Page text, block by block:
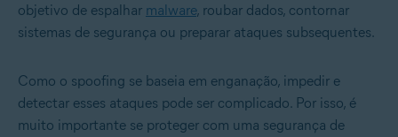
objetivo de espalhar malware, roubar dados, contornar
sistemas de segurança ou preparar ataques subsequentes.
Como o spoofing se baseia em enganação, impedir e
detectar esses ataques pode ser complicado. Por isso, é
muito importante se proteger com uma segurança de